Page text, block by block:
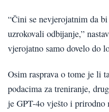
“Čini se nevjerojatnim da
uzrokovali odbijanje,”
vjerojatno samo dovelo do
Osim rasprava o tome je li
podacima za treniranje,
je GPT-4o vješto i prirodno